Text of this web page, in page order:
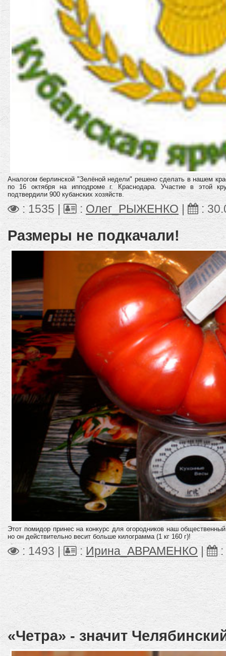
Аналогом берлинской "Зелёной недели" решено сделать в нашем
по 16 октября на ипподроме г. Краснодара. Участие в этой
подтвердили 900 кубанских хозяйств.
: 1535 | : Олег_РЫЖЕНКО :
Размеры не подкачали!
Этот помидор принес на конкурс для огородников наш
но он действительно весит больше килограмма (1 кг 160 г)!
: 1493 | : Ирина_АВРАМЕНКО | :
«Четра» - значит